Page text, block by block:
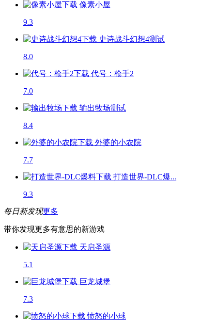
像素小屋
9.3
史诗战斗幻想4测试
8.0
代号：枪手2
7.0
输出牧场测试
8.4
外婆的小农院
7.7
打造世界-DLC爆...
9.3
每日新发现更多
带你发现更多有意思的新游戏
天启圣源
5.1
巨龙城堡
7.3
愤怒的小球